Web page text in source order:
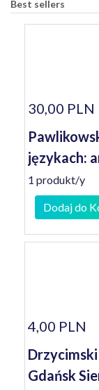
Best sellers
30,00 PLN
językach:
1 produkt/y
Dodaj do
4,00 PLN
Gdańsk